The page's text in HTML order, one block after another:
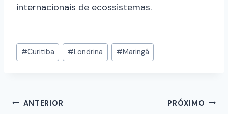
internacionais de ecossistemas.
#Curitiba #Londrina #Maringá
ANTERIOR PRÓXIMO